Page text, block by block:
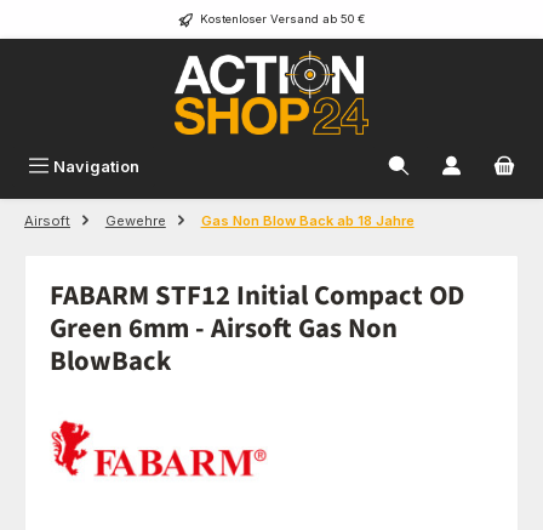
Zum Hauptinhalt springen Kostenloser Versand ab 50 €
Navigation
Airsoft Gewehre Gas Non Blow Back ab 18 Jahre
FABARM STF12 Initial Compact OD
Green 6mm - Airsoft Gas Non
BlowBack